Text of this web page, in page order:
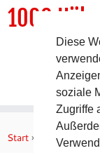
Inhalt
1000
DER
Start » Gipfelbuch
Diese
soziale
Zugriffe